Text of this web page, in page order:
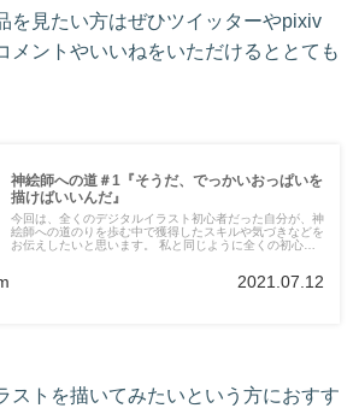
を見たい方はぜひツイッターやpixiv
メントやいいねをいただけるととても
神絵師への道＃1『そうだ、でっかいおっぱいを
描けばいいんだ』
今回は、全くのデジタルイラスト初心者だった自分が、神
絵師への道のりを歩む中で獲得したスキルや気づきなどを
お伝えしたいと思います。 私と同じように全くの初心者
以下のような方におすすめです。 ・デジタルイラスト初
2021.07.12
ストを描いてみたいという方におすす